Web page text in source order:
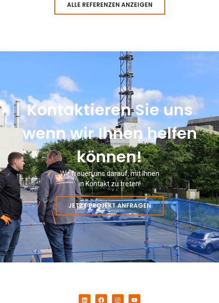
ALLE REFERENZEN ANZEIGEN
Kontaktieren Sie uns
wenn wir Ihnen helfen
können!
Wir freuen uns darauf, mit Ihnen
in Kontakt zu treten!
JETZT PROJEKT ANFRAGEN